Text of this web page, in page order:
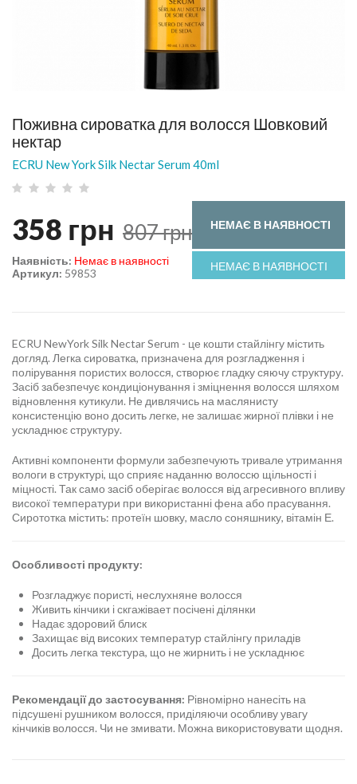
Поживна сироватка для волосся Шовковий
нектар
ECRU New York Silk Nectar Serum 40ml
358 грн 807грн НЕМАЄ В НАЯВНОСТІ
НЕМАЄ В НАЯВНОСТІ
Артикул: 59853
Наявність: Немає в наявності
ECRU NewYork Silk Nectar Serum - це кошти стайлінгу містить
догляд. Легка сироватка, призначена для розгладження і
полірування пористих волосся, створює гладку сяючу структуру.
Засіб забезпечує кондиціонування і зміцнення волосся шляхом
відновлення кутикули. Не дивлячись на маслянисту
консистенцію воно досить легке, не залишає жирної плівки і не
ускладнює структуру.
Активні компоненти формули забезпечують тривале утримання
вологи в структурі, що сприяє наданню волоссю щільності і
міцності. Так само засіб оберігає волосся від агресивного впливу
високої температури при використанні фена або прасування.
Сирототка містить: протеїн шовку, масло соняшнику, вітамін Е.
Особливості продукту:
Розгладжує пористі, неслухняне волосся
Живить кінчики і скгажівает посічені ділянки
Надає здоровий блиск
Захищає від високих температур стайлінгу приладів
Досить легка текстура, що не жирнить і не ускладнює
Рекомендації до застосування: Рівномірно нанесіть на
підсушені рушником волосся, приділяючи особливу увагу
кінчиків волосся. Чи не змивати. Можна використовувати щодня.